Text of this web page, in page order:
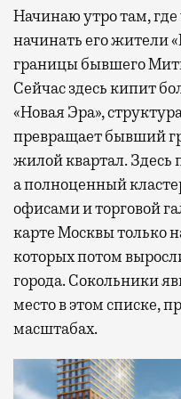
Начинаю утро там, где
начинать его жители
границы бывшего
Сейчас здесь кипит
«Новая Эра»,
превращает бывший
жилой квартал. Здесь
а полноценный
офисами и торговой
карте Москвы только
которых потом
города. Сокольники
место в этом списке,
масштабах.